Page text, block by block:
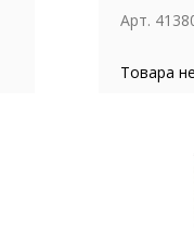
Арт.
Товара